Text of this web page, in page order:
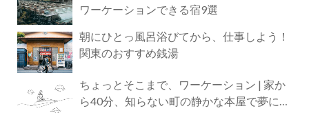
ワーケーションできる宿9選
朝にひとっ風呂浴びてから、仕事しよう！
関東のおすすめ銭湯
ちょっとそこまで、ワーケーション | 家か
ら40分、知らない町の静かな本屋で夢に近